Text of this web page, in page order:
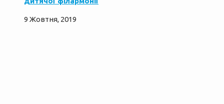
9 Жовтня, 2019